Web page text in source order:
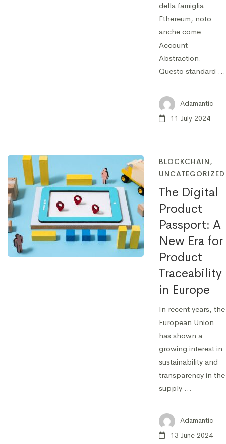
della famiglia
Ethereum, noto
anche come
Account
Abstraction.
Questo standard …
Adamantic
11 July 2024
BLOCKCHAIN,
UNCATEGORIZED
The Digital
Product
Passport: A
New Era for
Product
Traceability
in Europe
In recent years, the
European Union
has shown a
growing interest in
sustainability and
transparency in the
supply …
Adamantic
13 June 2024